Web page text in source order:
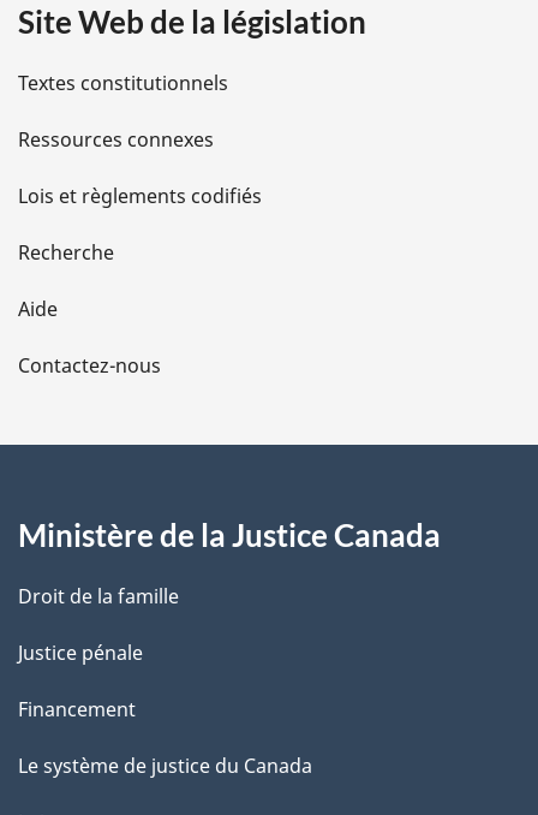
i
l
s
d
e
l
a
e
Site Web de la législation
Textes constitutionnels
Ressources connexes
Lois et règlements codifiés
Recherche
Aide
Contactez-nous
Ministère de la Justice Canada
Droit de la famille
Justice pénale
Financement
Le système de justice du Canada